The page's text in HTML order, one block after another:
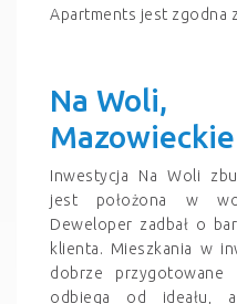
Apartments jest zgodna
Na Woli,
Mazowieckie
Inwestycja Na Woli
jest położona w
Deweloper zadbał o
klienta. Mieszkania w
dobrze
odbiega od ideału,